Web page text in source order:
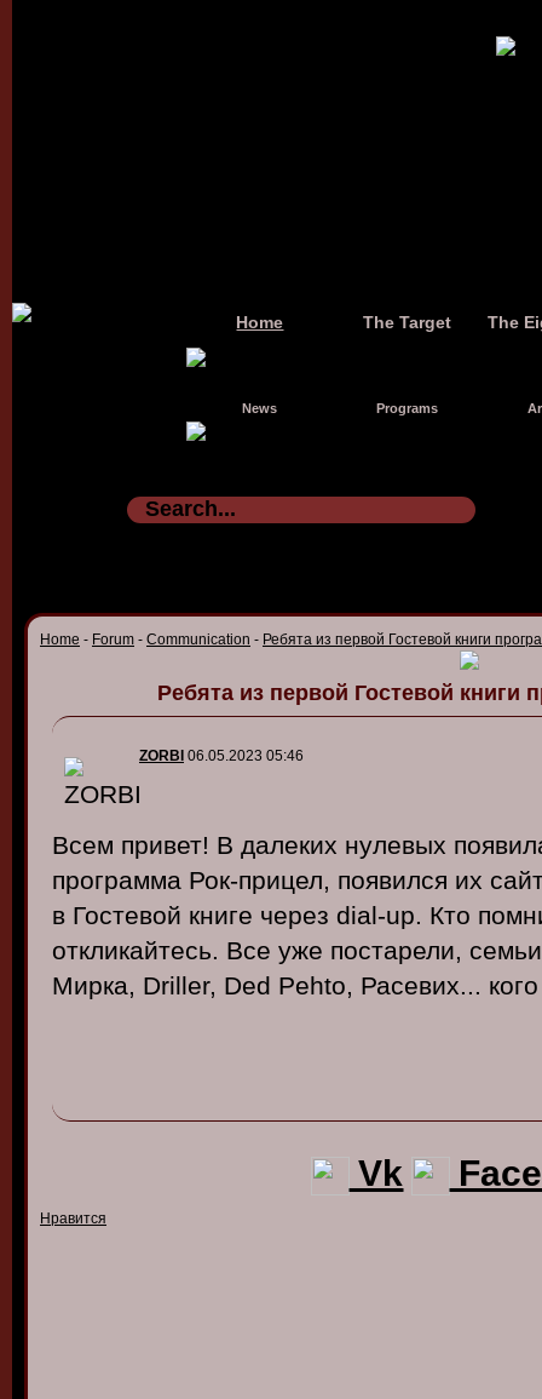
Home The Target The
News Programs
Home - Forum - Communication - Ребята из первой Гостевой книги
Ребята из первой Гостевой книги
ZORBI 06.05.2023 05:46
Всем привет! В далеких нулевых
программа Рок-прицел, появился их
в Гостевой книге через dial-up. Кто
откликайтесь. Все уже постарели,
Мирка, Driller, Ded Pehto, Расевих...
Vk
Нравится